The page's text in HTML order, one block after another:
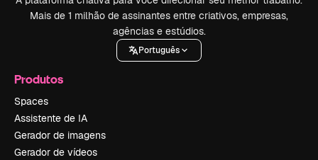
Mais de 1 milhão de assinantes entre criativos, empresas,
agências e estúdios.
Português
Produtos
Spaces
Assistente de IA
Gerador de imagens
Gerador de vídeos